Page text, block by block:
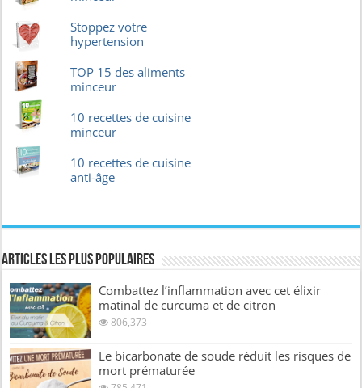
Stoppez votre
hypertension
TOP 15 des aliments
minceur
10 recettes de cuisine
minceur
10 recettes de cuisine
anti-âge
Articles les plus Populaires
Combattez l’inflammation avec cet élixir
matinal de curcuma et de citron
806,373
Le bicarbonate de soude réduit les risques de
mort prématurée